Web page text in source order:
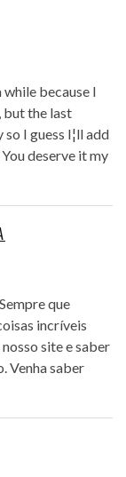
while because I
the last
I guess I¦ll add
deserve it my
que
incríveis
site e saber
Venha saber